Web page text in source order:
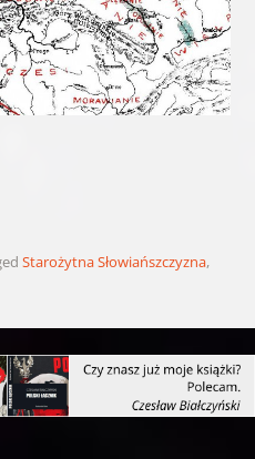
Starożytna Słowiańszczyzna,